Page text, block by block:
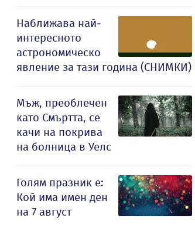
Наближава най-
интересното
астрономическо
явление за тази година (СНИМКИ)
Мъж, преоблечен
като Смъртта, се
качи на покрива
на болница в Уелс
Голям празник е:
Кой има имен ден
на 7 август